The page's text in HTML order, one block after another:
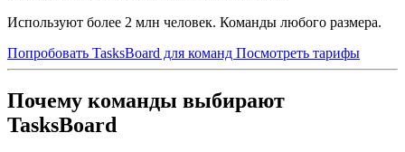
Используют более 2 млн человек. Команды любого размера.
Попробовать TasksBoard для команд Посмотреть тарифы
Почему команды выбирают
TasksBoard